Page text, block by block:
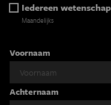
Iedereen
Maandelijks
Voornaam
Achternaam